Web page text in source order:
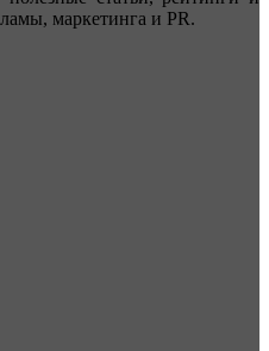
маркетинга и PR.